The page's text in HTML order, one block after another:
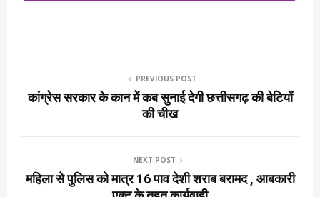
PREVIOUS POST
कांग्रेस सरकार के कान में कब सुनाई देगी छत्तीसगढ़ की बेटियों
की चीख
NEXT POST
महिला से पुलिस को मात्र 16 पाव देशी शराब बरामद , आबकारी